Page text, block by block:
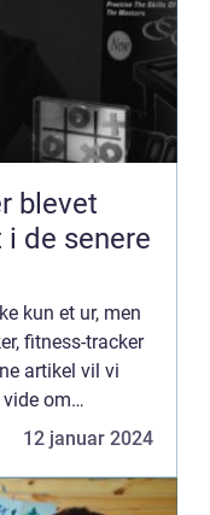
blevet
de senere
kun et ur, men
fitness-tracker
artikel vil vi
om
funktioner,
12 januar 2024